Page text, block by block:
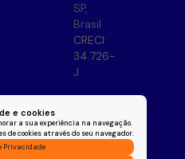
e cookies
a sua experiência na navegação.
de cookies através do seu navegador.
Privacidade
SP,
Brasil
CRECI:
34.726-
J